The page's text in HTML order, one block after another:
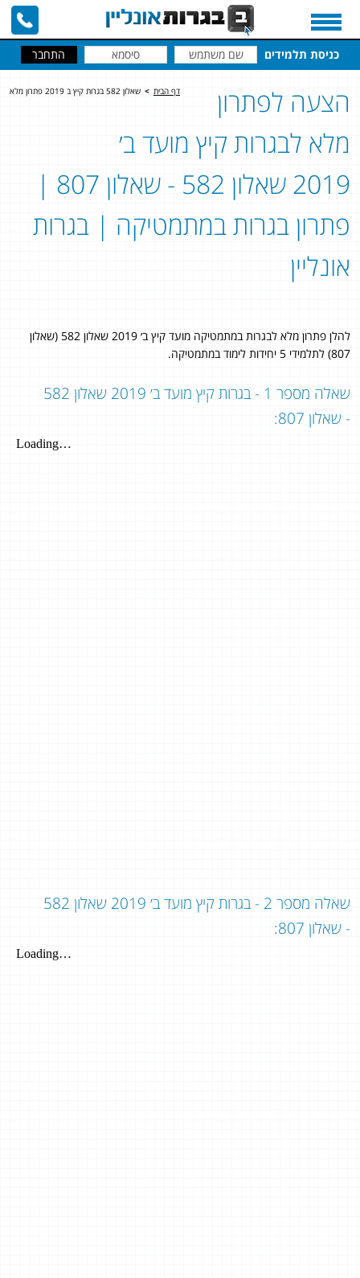
כניסת תלמידים
דף הבית > שאלון 582 בגרות קיץ ב 2019 פתרון מלא
הצעה לפתרון
מלא לבגרות קיץ מועד ב׳
2019 שאלון 582 - שאלון 807 |
פתרון בגרות במתמטיקה | בגרות
אונליין
להלן פתרון מלא לבגרות במתמטיקה מועד קיץ ב׳ 2019 שאלון 582 (שאלון
807) לתלמידי 5 יחידות לימוד במתמטיקה.
שאלה מספר 1 - בגרות קיץ מועד ב׳ 2019 שאלון 582
- שאלון 807:
שאלה מספר 2 - בגרות קיץ מועד ב׳ 2019 שאלון 582
- שאלון 807: